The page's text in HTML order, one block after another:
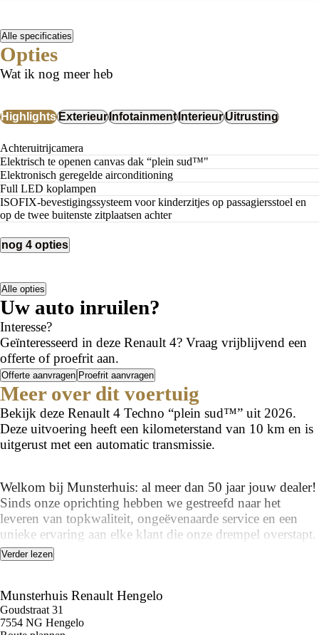
Alle specificaties
Opties
Wat ik nog meer heb
HighlightsExterieurInfotainmentInterieurUitrusting
Achteruitrijcamera
Elektrisch te openen canvas dak “plein sud™"
Elektronisch geregelde airconditioning
Full LED koplampen
ISOFIX-bevestigingssysteem voor kinderzitjes op passagiersstoel en
op de twee buitenste zitplaatsen achter
nog 4 opties
Alle opties
Uw auto inruilen?
Interesse?
Geïnteresseerd in deze Renault 4? Vraag vrijblijvend een
offerte of proefrit aan.
Offerte aanvragen Proefrit aanvragen
Meer over dit voertuig
Bekijk deze Renault 4 Techno “plein sud™” uit 2026.
Deze uitvoering heeft een kilometerstand van 10 km en is
uitgerust met een automatic transmissie.
Welkom bij Munsterhuis: al meer dan 50 jaar jouw dealer!
Sinds onze oprichting hebben we gestreefd naar het
leveren van topkwaliteit, ongeëvenaarde service en een
unieke ervaring aan elke klant die onze drempel overstapt.
Waar je ook naar op zoek bent, bij Munsterhuis zul je
zeker de perfecte auto vinden die voldoet aan jouw
Ons toegewijde team van ervaren professionals staat altijd
klaar om je persoonlijk advies en begeleiding te bieden bij
Verder lezen
Munsterhuis Renault Hengelo
Goudstraat 31
7554 NG Hengelo